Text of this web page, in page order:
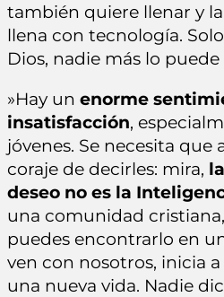
también quiere llenar y
llena con tecnología.
Dios, nadie más lo puede
»Hay un enorme
insatisfacción,
jóvenes. Se necesita que
coraje de decirles: mira,
deseo no es la
una comunidad
puedes encontrarlo en
ven con nosotros, inicia
una nueva vida. Nadie